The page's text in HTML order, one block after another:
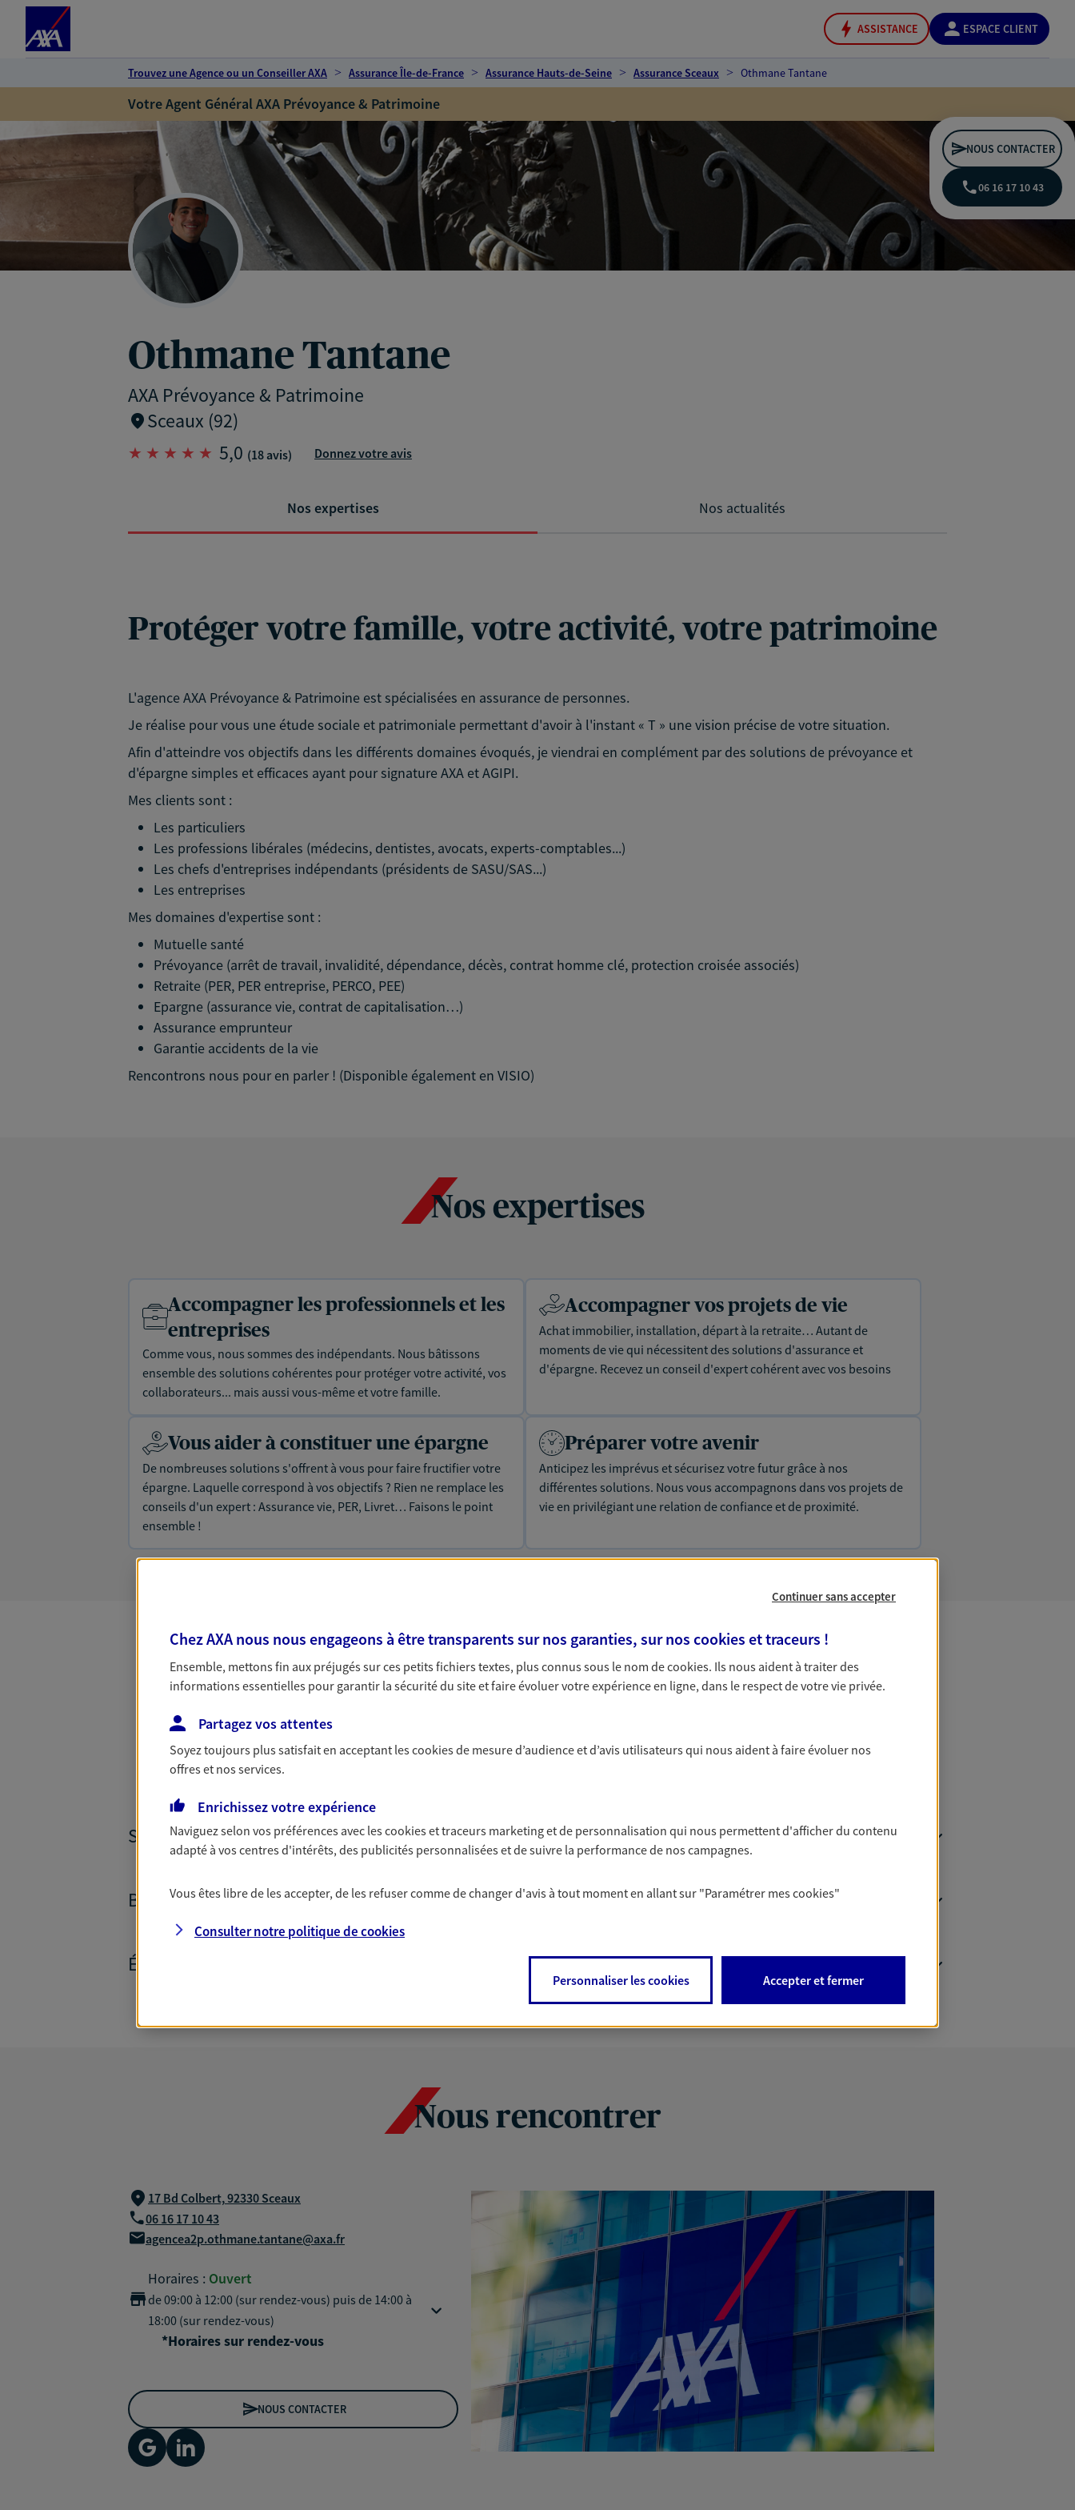
ASSISTANCE ESPACE CLIENT
Trouvez une Agence ou un Conseiller AXA Assurance Île-de-France Assurance Hauts-de-Seine Assurance Sceaux Othmane Tantane
Votre Agent Général AXA Prévoyance & Patrimoine
Othmane Tantane
AXA Prévoyance & Patrimoine
Sceaux (92)
5,0 (18 avis) Donnez votre avis
NOUS CONTACTER
06 16 17 10 43
Nos expertises Nos actualités
Protéger votre famille, votre activité, votre patrimoine
L'agence AXA Prévoyance & Patrimoine est spécialisées en assurance de personnes.
Je réalise pour vous une étude sociale et patrimoniale permettant d'avoir à l'instant « T » une vision précise de votre situation.
Afin d'atteindre vos objectifs dans les différents domaines évoqués, je viendrai en complément par des solutions de prévoyance et
d'épargne simples et efficaces ayant pour signature AXA et AGIPI.
Mes clients sont :
Les particuliers
Les professions libérales (médecins, dentistes, avocats, experts-comptables...)
Les chefs d'entreprises indépendants (présidents de SASU/SAS...)
Les entreprises
Mes domaines d'expertise sont :
Mutuelle santé
Prévoyance (arrêt de travail, invalidité, dépendance, décès, contrat homme clé, protection croisée associés)
Retraite (PER, PER entreprise, PERCO, PEE)
Epargne (assurance vie, contrat de capitalisation…)
Assurance emprunteur
Garantie accidents de la vie
Rencontrons nous pour en parler ! (Disponible également en VISIO)
Nos expertises
Accompagner les professionnels et les
entreprises
Comme vous, nous sommes des indépendants. Nous bâtissons
ensemble des solutions cohérentes pour protéger votre activité, vos
collaborateurs... mais aussi vous-même et votre famille.
Accompagner vos projets de vie
Achat immobilier, installation, départ à la retraite… Autant de
moments de vie qui nécessitent des solutions d'assurance et
d'épargne. Recevez un conseil d'expert cohérent avec vos besoins
Vous aider à constituer une épargne
De nombreuses solutions s'offrent à vous pour faire fructifier votre
épargne. Laquelle correspond à vos objectifs ? Rien ne remplace les
conseils d'un expert : Assurance vie, PER, Livret… Faisons le point
ensemble !
Préparer votre avenir
Anticipez les imprévus et sécurisez votre futur grâce à nos
différentes solutions. Nous vous accompagnons dans vos projets de
vie en privilégiant une relation de confiance et de proximité.
Toutes nos solutions Prévoyance & Patrimoine
SANTÉ ET PRÉVOYANCE
BANQUE ET CRÉDITS
ÉPARGNE ET RETRAITE
Nous rencontrer
17 Bd Colbert,92330 Sceaux
06 16 17 10 43
agencea2p.othmane.tantane@axa.fr
Horaires : Ouvert
de 09:00 à 12:00 (sur rendez-vous) puis de 14:00 à
18:00 (sur rendez-vous)
*Horaires sur rendez-vous
NOUS CONTACTER
Continuer sans accepter
Chez AXA nous nous engageons à être transparents sur nos garanties, sur nos cookies et traceurs !
Ensemble, mettons fin aux préjugés sur ces petits fichiers textes, plus connus sous le nom decookies. Ils nous aident à traiter des
informations essentielles pour garantir la sécurité du site et faire évoluer votre expérience en ligne, dans le respect de votre vie privée.
Partagez vos attentes
Soyez toujours plus satisfait en acceptant lescookiesde mesure d’audience et d’avis utilisateurs qui nous aident à faire évoluer nos
offres et nos services.
Enrichissez votre expérience
Naviguez selon vos préférences avec lescookies et traceurs marketing et de personnalisation qui nous permettent d'afficher du contenu
adapté à vos centres d'intérêts, des publicités personnalisées et de suivre la performance de nos campagnes.
Vous êtes libre de les accepter, de les refuser comme de changer d'avis à tout moment en allant sur "Paramétrer mescookies"
Consulter notre politique decookies
Personnaliser les cookies Accepter et fermer